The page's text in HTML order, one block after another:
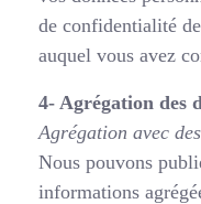
de confidentialité
auquel vous avez
4- Agrégation des
Agrégation avec
Nous pouvons
informations